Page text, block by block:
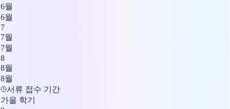
6월
6월
7
7월
7월
8
8월
8월
서류 접수 기간
가을 학기